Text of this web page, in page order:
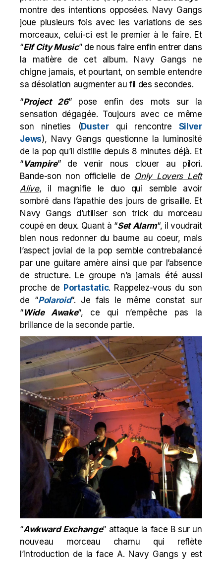
montre des intentions opposées. Navy Gangs
joue plusieurs fois avec les variations de ses
morceaux, celui-ci est le premier à le faire. Et
“Elf City Music” de nous faire enfin entrer dans
la matière de cet album. Navy Gangs ne
chigne jamais, et pourtant, on semble entendre
sa désolation augmenter au fil des secondes.
“Project 26” pose enfin des mots sur la
sensation dégagée. Toujours avec ce même
son nineties (Dusterqui rencontre Silver
Jews), Navy Gangs questionne la luminosité
de la pop qu’il distille depuis 8 minutes déjà. Et
“Vampire” de venir nous clouer au pilori.
Bande-son non officielle de Only Lovers Left
Alive, il magnifie le duo qui semble avoir
sombré dans l’apathie des jours de grisaille. Et
Navy Gangs d’utiliser son trick du morceau
coupé en deux. Quant à “Set Alarm“, il voudrait
bien nous redonner du baume au coeur, mais
l’aspect jovial de la pop semble contrebalancé
par une guitare amère ainsi que par l’absence
de structure. Le groupe n’a jamais été aussi
proche de Portastatic. Rappelez-vous du son
de “Polaroid“. Je fais le même constat sur
“Wide Awake“, ce qui n’empêche pas la
brillance de la seconde partie.
“Awkward Exchange” attaque la face B sur un
nouveau morceau charnu qui reflète
l’introduction de la face A. Navy Gangs y est